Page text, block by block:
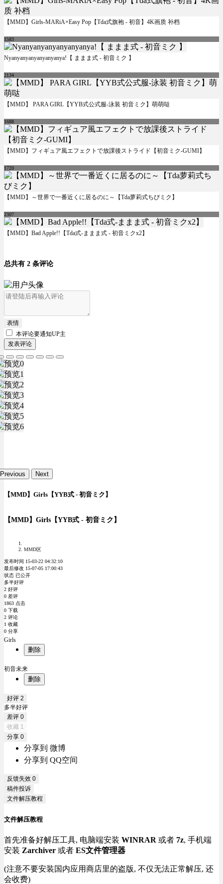
【MMD】Girls-MARiA×Easy Pop【Tda式旗袍 - 初音】4K画质 补档
1583
Nyanyanyanyanyanyanya!【 ままま式 - 初音ミク 】
2134
【MMD】 PARA GIRL【YYB式公式服-泳装 初音ミク】萌萌哒
1688
【MMD】フィギュア風エフェクトで放課後ストライド【初音ミク-GUMI】
1720
【MMD】～世界で一番近くに居るのに～【Tda萝莉式ちびミク】
2307
【MMD】Bad Apple!!【Tda式-ままま式 - 初音ミクx2】
总共有 2 条评论
表情
本评论要通知UP主
发表评论
Previous Next
【MMD】Girls【YYB式 - 初音ミク】
【MMD】Girls【YYB式 - 初音ミク】
MMD区
发布时间 15-03-22 04:32:10
最后修改 15-07-05 17:00:43
状态 已公开
多半好评
2 好评
0 差评
1863 点击
0 下载
2 评论
1 收藏
0 分享
Girls
删除
初音未来
删除
好评 2
多半好评
差评 0
收藏 1
分享 0
分享到 微博
分享到 QQ空间
反馈失效 0
稿件投诉
文件解压教程
文件解压教程
首先准备好解压工具, 电脑端安装 WINRAR 或者 7z, 手机端
安装 Zarchiver 或者 ES文件管理器
(注意不要安装国内应用商店里的盗版, 不仅无法正常解压, 还
会收费)